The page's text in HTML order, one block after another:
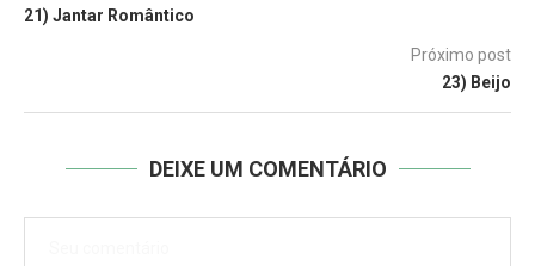
21) Jantar Romântico
Próximo post
23) Beijo
DEIXE UM COMENTÁRIO